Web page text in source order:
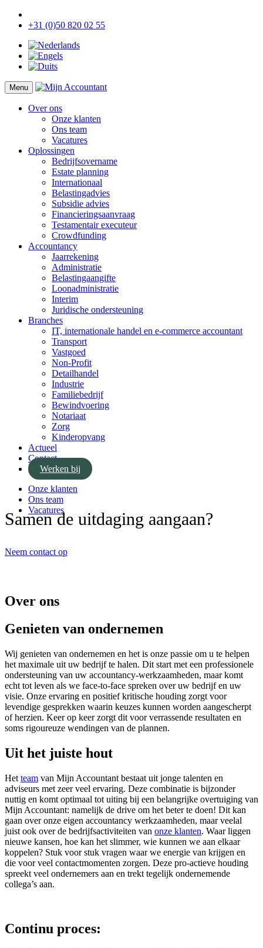
+31 (0)50 820 02 55
Menu
Over ons
Onze klanten
Ons team
Vacatures
Oplossingen
Bedrijfsovername
Estate planning
Internationaal
Belastingadvies
Subsidie advies
Financieringsaanvraag
Testamentair executeur
Crowdfunding
Accountancy
Jaarrekening
Administratie
Belastingaangifte
Loonadministratie
Interim
Juridische ondersteuning
Branches
IT, internationale handel en e-commerce accountant
Transport
Vastgoed
Non-Profit
Detailhandel
Industrie
Familiebedrijf
Bewindvoering
Notariaat
Zorg
Kinderopvang
Actueel
Contact
Werken bij
Onze klanten
Ons team
Vacatures
Samen de uitdaging aangaan?
Neem contact op
Over ons
Genieten van ondernemen
Wij genieten van ondernemen en het is onze passie om u te helpen
het maximale uit uw bedrijf te halen. Dit start met een professionele
ondersteuning van uw accountancy-werkzaamheden, maar komt
echt tot leven als we face-to-face spreken over uw bedrijf en uw
visie. Onze ervaring en positief kritische houding zorgt voor
levendige gesprekken waarin keuzes kunnen worden aangescherpt
of herzien. Keer op keer zorgt dit voor verrassende resultaten en
soms rigoureuze wendingen van de plannen.
Uit het juiste hout
Het team van Mijn Accountant bestaat uit jonge talenten en
adviseurs met zeer veel ervaring. Deze combinatie is bijzonder
nuttig en komt optimaal tot uiting bij een belangrijke overtuiging van
Mijn Accountant: namelijk de drive om het beter te doen! Dit kan
gaan over onze eigen accountancy werkzaamheden, maar veelal
juist ook over de bedrijfsactiviteiten van onze klanten. Waar liggen
nieuwe kansen, hoe kan het slimmer, wie kunnen we aan elkaar
koppelen? Stuk voor stuk vragen waar we energie van krijgen en
die voor veel contactmomenten zorgen. Deze pro-actieve houding
spreekt veel ondernemers aan en trekt tegelijk ondernemende
collega’s aan.
Continu proces: